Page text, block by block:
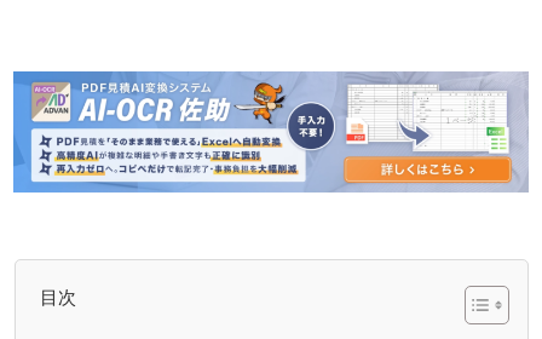
目次